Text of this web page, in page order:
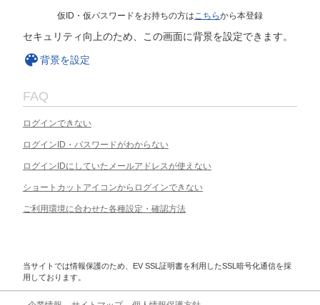
仮ID・仮パスワードをお持ちの方はこちらから本登録
セキュリティ向上のため、この画面に背景を設定できます。
背景を設定
FAQ
ログインできない
ログインID・パスワードがわからない
ログインIDにしていたメールアドレスが使えない
ショートカットアイコンからログインできない
ご利用環境に合わせた各種設定・確認方法
当サイトでは情報保護のため、EV SSL証明書を利用したSSL暗号化通信を採
用しております。